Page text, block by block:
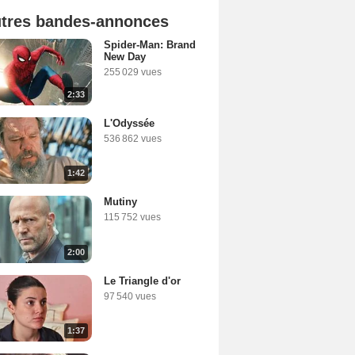
bandes-annonces
2:33
Spider-Man: Brand
New Day
255 029 vues
1:42
L'Odyssée
536 862 vues
2:00
Mutiny
115 752 vues
1:37
Le Triangle d'or
97 540 vues